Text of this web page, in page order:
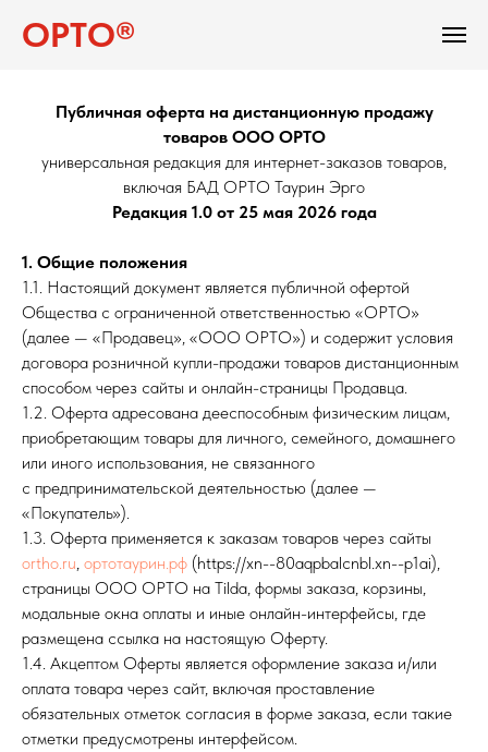
ОРТО®
Публичная оферта на дистанционную продажу
товаров ООО ОРТО
универсальная редакция для интернет-заказов товаров,
включая БАД ОРТО Таурин Эрго
Редакция 1.0 от 25 мая 2026 года
1. Общие положения
1.1. Настоящий документ является публичной офертой
Общества с ограниченной ответственностью «ОРТО»
(далее — «Продавец», «ООО ОРТО») и содержит условия
договора розничной купли-продажи товаров дистанционным
способом через сайты и онлайн-страницы Продавца.
1.2. Оферта адресована дееспособным физическим лицам,
приобретающим товары для личного, семейного, домашнего
или иного использования, не связанного
с предпринимательской деятельностью (далее —
«Покупатель»).
1.3. Оферта применяется к заказам товаров через сайты
ortho.ru, ортотаурин.рф (https://xn--80aqpbalcnbl.xn--p1ai),
страницы ООО ОРТО на Tilda, формы заказа, корзины,
модальные окна оплаты и иные онлайн-интерфейсы, где
размещена ссылка на настоящую Оферту.
1.4. Акцептом Оферты является оформление заказа и/или
оплата товара через сайт, включая проставление
обязательных отметок согласия в форме заказа, если такие
отметки предусмотрены интерфейсом.